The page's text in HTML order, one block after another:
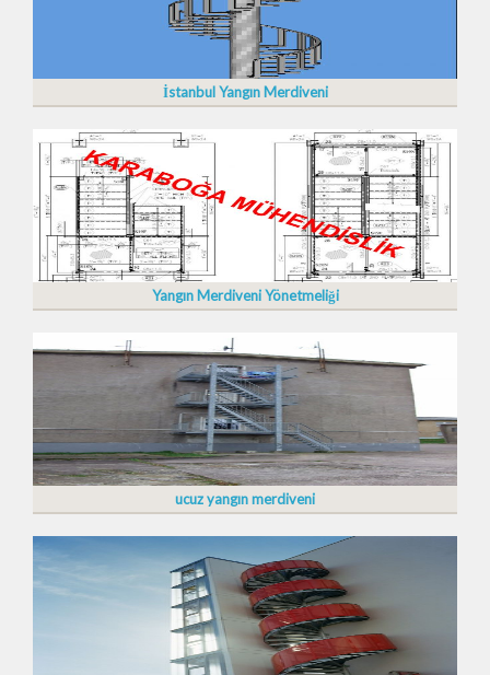
İstanbul Yangın Merdiveni
Yangın Merdiveni Yönetmeliği
ucuz yangın merdiveni